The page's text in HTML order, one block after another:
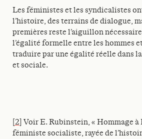
Les féministes et les syndicalistes
l’histoire, des terrains de dialogue,
premières reste l’aiguillon
l’égalité formelle entre les hommes
traduire par une égalité réelle dans
et sociale.
[2] Voir E. Rubinstein, « Hommage à
féministe socialiste, rayée de